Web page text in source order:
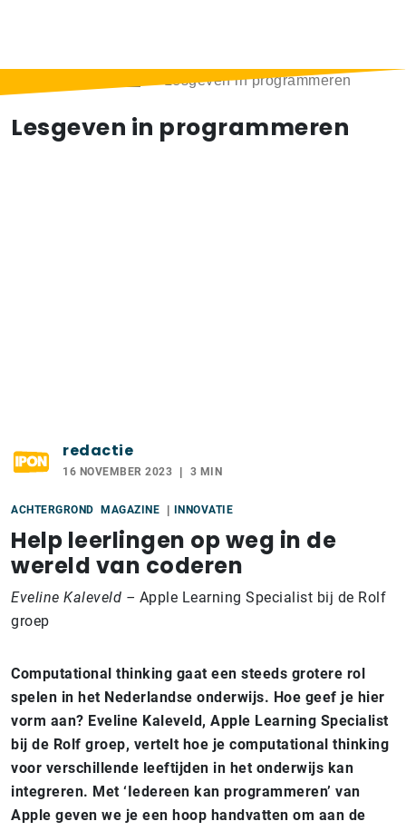
Lesgeven in programmeren
Lesgeven in programmeren
redactie
16 NOVEMBER 2023 3 MIN
ACHTERGROND MAGAZINE INNOVATIE
Help leerlingen op weg in de
wereld van coderen
Eveline Kaleveld – Apple Learning Specialist bij de Rolf
groep
Computational thinking gaat een steeds grotere rol
spelen in het Nederlandse onderwijs. Hoe geef je hier
vorm aan? Eveline Kaleveld, Apple Learning Specialist
bij de Rolf groep, vertelt hoe je computational thinking
voor verschillende leeftijden in het onderwijs kan
integreren. Met ‘Iedereen kan programmeren’ van
Apple geven we je een hoop handvatten om aan de